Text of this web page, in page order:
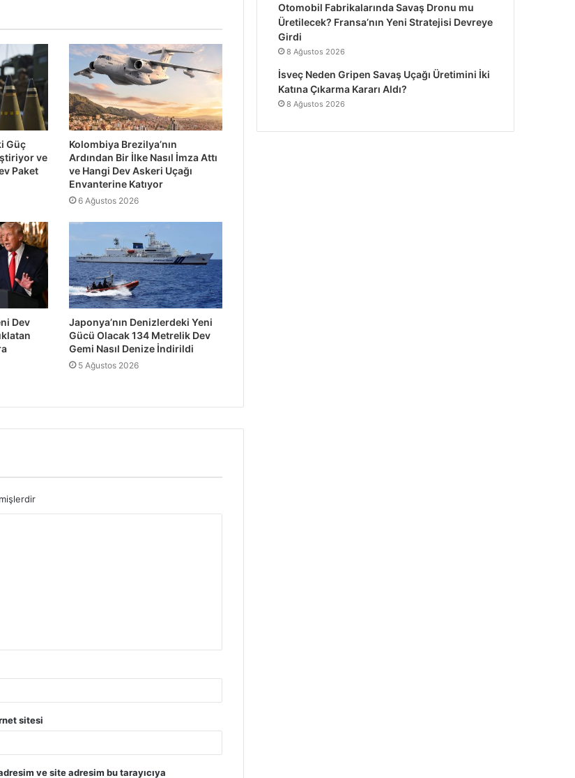
Güç
ve
Paket
Kolombiya Brezilya’nın
Ardından Bir İlke Nasıl İmza Attı
ve Hangi Dev Askeri Uçağı
Envanterine Katıyor
6 Ağustos 2026
Dev
Japonya’nın Denizlerdeki Yeni
Gücü Olacak 134 Metrelik Dev
Gemi Nasıl Denize İndirildi
5 Ağustos 2026
sitesi
ve site adresim bu tarayıcıya
Otomobil Fabrikalarında Savaş Dronu mu
Üretilecek? Fransa’nın Yeni Stratejisi Devreye
Girdi
8 Ağustos 2026
İsveç Neden Gripen Savaş Uçağı Üretimini İki
Katına Çıkarma Kararı Aldı?
8 Ağustos 2026